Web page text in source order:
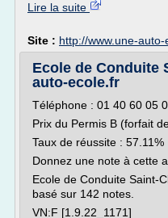
Lire la suite
Site : http://www.une-auto-
Ecole de Conduite
auto-ecole.fr
Téléphone : 01 40 60 05
Prix du Permis B (forfait
Taux de réussite : 57.11%
Donnez une note à cette
Ecole de Conduite Saint-
basé sur 142 notes.
VN:F [1.9.22_1171]